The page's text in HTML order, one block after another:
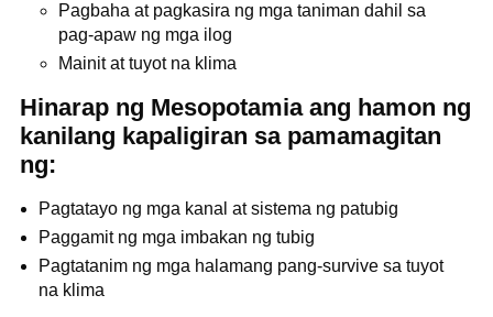
Pagbaha at pagkasira ng mga taniman dahil sa
pag-apaw ng mga ilog
Mainit at tuyot na klima
Hinarap ng Mesopotamia ang hamon ng
kanilang kapaligiran sa pamamagitan
ng:
Pagtatayo ng mga kanal at sistema ng patubig
Paggamit ng mga imbakan ng tubig
Pagtatanim ng mga halamang pang-survive sa tuyot
na klima